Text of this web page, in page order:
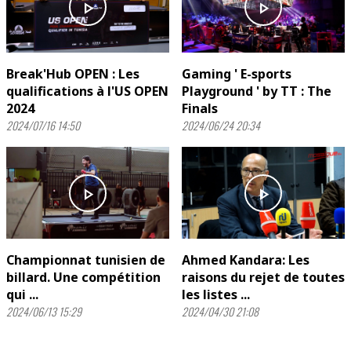
play_arrow
Break'Hub OPEN : Les
qualifications à l'US OPEN
2024
2024/07/16 14:50
play_arrow
Gaming ' E-sports
Playground ' by TT : The
Finals
2024/06/24 20:34
play_arrow
Championnat tunisien de
billard. Une compétition
qui ...
2024/06/13 15:29
play_arrow
Ahmed Kandara: Les
raisons du rejet de toutes
les listes ...
2024/04/30 21:08